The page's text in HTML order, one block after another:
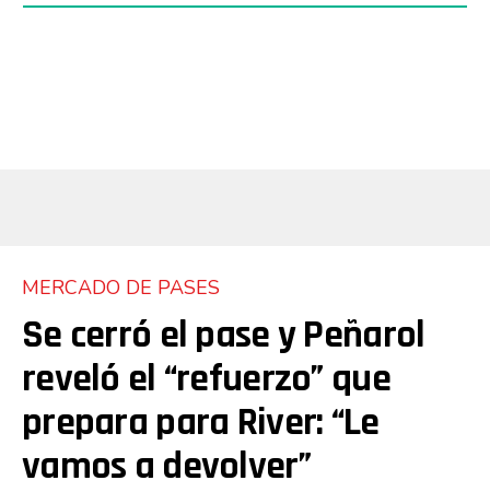
MERCADO DE PASES
Se cerró el pase y Peñarol
reveló el “refuerzo” que
prepara para River: “Le
vamos a devolver”